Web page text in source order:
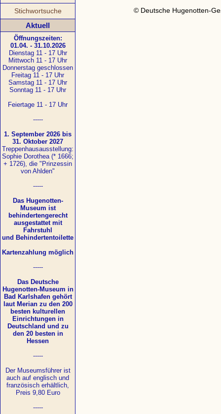
Stichwortsuche
Aktuell
Öffnungszeiten:
01.04. - 31.10.2026
Dienstag 11 - 17 Uhr
Mittwoch 11 - 17 Uhr
Donnerstag geschlossen
Freitag 11 - 17 Uhr
Samstag 11 - 17 Uhr
Sonntag 11 - 17 Uhr
Feiertage 11 - 17 Uhr
-----
1. September 2026 bis
31. Oktober 2027
Treppenhausausstellung:
Sophie Dorothea (* 1666;
+ 1726), die "Prinzessin
von Ahlden"
-----
Das Hugenotten-
Museum ist
behindertengerecht
ausgestattet mit
Fahrstuhl
und Behindertentoilette
Kartenzahlung möglich
-----
Das Deutsche
Hugenotten-Museum in
Bad Karlshafen gehört
laut Merian zu den 200
besten kulturellen
Einrichtungen in
Deutschland und zu
den 20 besten in
Hessen
-----
Der Museumsführer ist
auch auf englisch und
französisch erhältlich,
Preis 9,80 Euro
-----
© Deutsche Hugenotten-